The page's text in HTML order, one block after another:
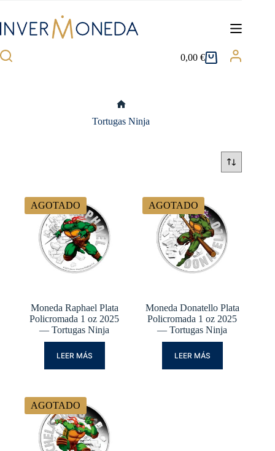
contenido
Carro
0,00€
Tortugas Ninja
AGOTADO
Moneda Raphael Plata
Policromada 1 oz 2025
— Tortugas Ninja
LEER MÁS
AGOTADO
Moneda Donatello Plata
Policromada 1 oz 2025
— Tortugas Ninja
LEER MÁS
AGOTADO